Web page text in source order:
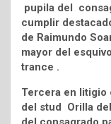
pupila del
cumplir
de Raimundo
mayor del
trance .
Tercera en litigio
del stud Orilla